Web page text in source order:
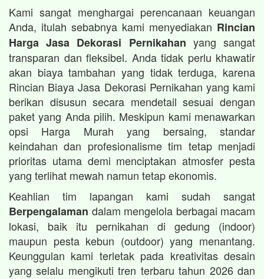
Kami sangat menghargai perencanaan keuangan
Anda, itulah sebabnya kami menyediakan Rincian
Harga Jasa Dekorasi Pernikahan yang sangat
transparan dan fleksibel. Anda tidak perlu khawatir
akan biaya tambahan yang tidak terduga, karena
Rincian Biaya Jasa Dekorasi Pernikahan yang kami
berikan disusun secara mendetail sesuai dengan
paket yang Anda pilih. Meskipun kami menawarkan
opsi Harga Murah yang bersaing, standar
keindahan dan profesionalisme tim tetap menjadi
prioritas utama demi menciptakan atmosfer pesta
yang terlihat mewah namun tetap ekonomis.
Keahlian tim lapangan kami sudah sangat
Berpengalaman dalam mengelola berbagai macam
lokasi, baik itu pernikahan di gedung (indoor)
maupun pesta kebun (outdoor) yang menantang.
Keunggulan kami terletak pada kreativitas desain
yang selalu mengikuti tren terbaru tahun 2026 dan